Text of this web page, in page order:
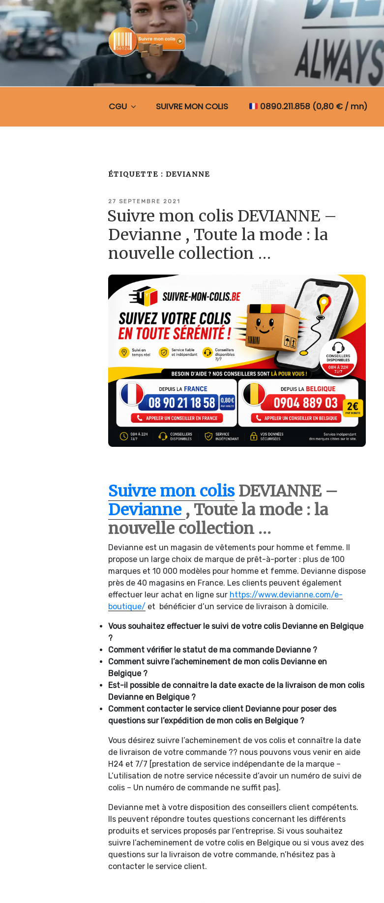
Aller
au
contenu
principal
SUIVRE MON COLIS BELGIQUE
CGU SUIVRE MON COLIS 0890.211.858 (0,80 € / mn)
ÉTIQUETTE : DEVIANNE
PUBLIÉ
27 SEPTEMBRE 2021
Suivre mon colis DEVIANNE –
Devianne , Toute la mode : la
nouvelle collection …
Suivre mon colisDEVIANNE –
Devianne , Toute la mode : la
nouvelle collection …
Devianne est un magasin de vêtements pour homme et femme. Il
propose un large choix de marque de prêt-à-porter : plus de 100
marques et 10 000 modèles pour homme et femme. Devianne dispose
près de 40 magasins en France. Les clients peuvent également
effectuer leur achat en ligne sur https://www.devianne.com/e-
boutique/ et bénéficier d’un service de livraison à domicile.
Vous souhaitez effectuer le suivi de votre colis Devianne en Belgique
?
Comment vérifier le statut de ma commande Devianne ?
Comment suivre l’acheminement de mon colis Devianne en
Belgique ?
Est-il possible de connaitre la date exacte de la livraison de mon colis
Devianne en Belgique ?
Comment contacter le service client Devianne pour poser des
questions sur l’expédition de mon colis en Belgique ?
Vous désirez suivre l’acheminement de vos colis et connaître la date
de livraison de votre commande ?? nous pouvons vous venir en aide
H24 et 7/7 [prestation de service indépendante de la marque –
L’utilisation de notre service nécessite d’avoir un numéro de suivi de
colis – Un numéro de commande ne suffit pas].
Devianne met à votre disposition des conseillers client compétents.
Ils peuvent répondre toutes questions concernant les différents
produits et services proposés par l’entreprise. Si vous souhaitez
suivre l’acheminement de votre colis en Belgique ou si vous avez des
questions sur la livraison de votre commande, n’hésitez pas à
contacter le service client.